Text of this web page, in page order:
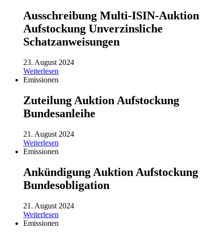
Ausschreibung Multi-ISIN-Auktion
Aufstockung Unverzinsliche
Schatzanweisungen
23. August 2024
Weiterlesen
Emissionen
Zuteilung Auktion Aufstockung
Bundesanleihe
21. August 2024
Weiterlesen
Emissionen
Ankündigung Auktion Aufstockung
Bundesobligation
21. August 2024
Weiterlesen
Emissionen